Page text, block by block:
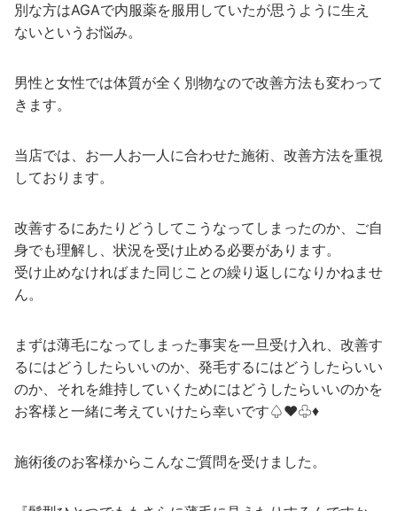
別な方はAGAで内服薬を服用していたが思うように生え
ないというお悩み。
男性と女性では体質が全く別物なので改善方法も変わって
きます。
当店では、お一人お一人に合わせた施術、改善方法を重視
しております。
改善するにあたりどうしてこうなってしまったのか、ご自
身でも理解し、状況を受け止める必要があります。
受け止めなければまた同じことの繰り返しになりかねませ
ん。
まずは薄毛になってしまった事実を一旦受け入れ、改善す
るにはどうしたらいいのか、発毛するにはどうしたらいい
のか、それを維持していくためにはどうしたらいいのかを
お客様と一緒に考えていけたら幸いです♤♥♧♦
施術後のお客様からこんなご質問を受けました。